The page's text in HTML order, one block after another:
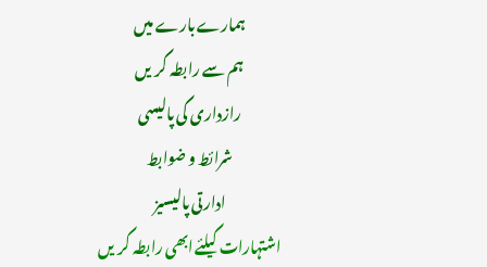
ہمارے بارے میں
ہم سے رابطہ کریں
رازداری کی پالیسی
شرائط و ضوابط
ادارتی پالیسیز
اشتہارات کیلئے ابھی رابطہ کریں